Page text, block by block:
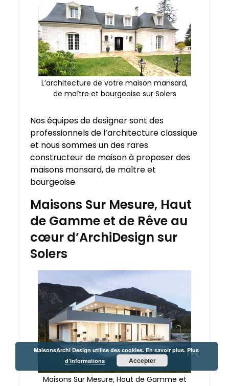
L’architecture de votre maison mansard,
de maître et bourgeoise sur Solers
Nos équipes de designer sont des
professionnels de l’architecture classique
et nous sommes un des rares
constructeur de maison à proposer des
maisons mansard, de maître et
bourgeoise
Maisons Sur Mesure, Haut
de Gamme et de Rêve au
cœur d’ArchiDesign sur
Solers
Maisons Sur Mesure, Haut de Gamme et
MaisonsArchi Design utilise des cookies. En savoir plus.Plus
d’informations
Accepter